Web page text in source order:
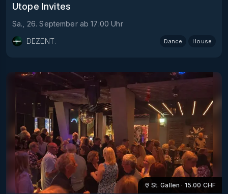
Utope Invites
Sa., 26. September ab 17:00 Uhr
DEZENT.
Dance House
St. Gallen · 15.00 CHF